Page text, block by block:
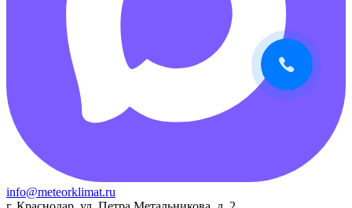
info@meteorklimat.ru